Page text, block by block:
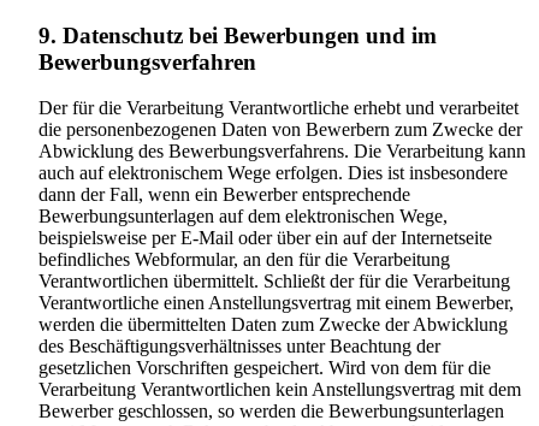
9. Datenschutz bei Bewerbungen und im
Bewerbungsverfahren
Der für die Verarbeitung Verantwortliche erhebt und verarbeitet
die personenbezogenen Daten von Bewerbern zum Zwecke der
Abwicklung des Bewerbungsverfahrens. Die Verarbeitung kann
auch auf elektronischem Wege erfolgen. Dies ist insbesondere
dann der Fall, wenn ein Bewerber entsprechende
Bewerbungsunterlagen auf dem elektronischen Wege,
beispielsweise per E-Mail oder über ein auf der Internetseite
befindliches Webformular, an den für die Verarbeitung
Verantwortlichen übermittelt. Schließt der für die Verarbeitung
Verantwortliche einen Anstellungsvertrag mit einem Bewerber,
werden die übermittelten Daten zum Zwecke der Abwicklung
des Beschäftigungsverhältnisses unter Beachtung der
gesetzlichen Vorschriften gespeichert. Wird von dem für die
Verarbeitung Verantwortlichen kein Anstellungsvertrag mit dem
Bewerber geschlossen, so werden die Bewerbungsunterlagen